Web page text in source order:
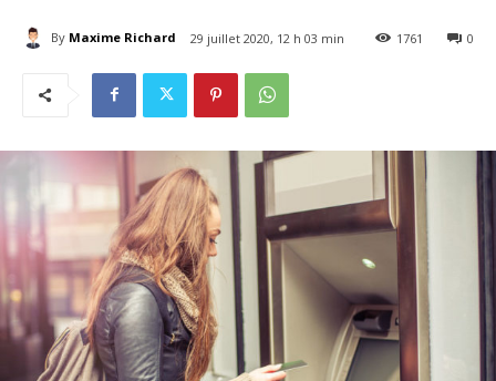
By Maxime Richard 29 juillet 2020, 12 h 03 min 0
1761